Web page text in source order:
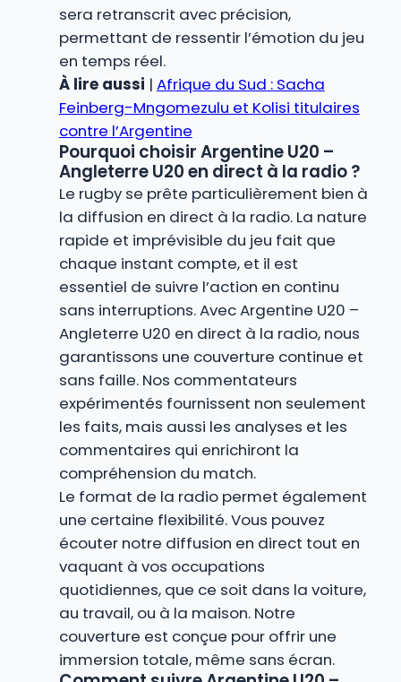
sera retranscrit avec précision,
permettant de ressentir l’émotion du jeu
en temps réel.
À lire aussi | Afrique du Sud : Sacha
Feinberg-Mngomezulu et Kolisi titulaires
contre l’Argentine
Pourquoi choisir Argentine U20 –
Angleterre U20 en direct à la radio ?
Le rugby se prête particulièrement bien à
la diffusion en direct à la radio. La nature
rapide et imprévisible du jeu fait que
chaque instant compte, et il est
essentiel de suivre l’action en continu
sans interruptions. Avec Argentine U20 –
Angleterre U20 en direct à la radio, nous
garantissons une couverture continue et
sans faille. Nos commentateurs
expérimentés fournissent non seulement
les faits, mais aussi les analyses et les
commentaires qui enrichiront la
compréhension du match.
Le format de la radio permet également
une certaine flexibilité. Vous pouvez
écouter notre diffusion en direct tout en
vaquant à vos occupations
quotidiennes, que ce soit dans la voiture,
au travail, ou à la maison. Notre
couverture est conçue pour offrir une
immersion totale, même sans écran.